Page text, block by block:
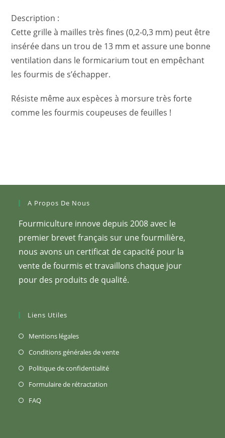
Description :
Cette grille à mailles très fines (0,2-0,3 mm) peut être
insérée dans un trou de 13 mm et assure une bonne
ventilation dans le formicarium tout en empêchant
les fourmis de s’échapper.
Résiste même aux espèces à morsure très forte
comme les fourmis coupeuses de feuilles !
A Propos De Nous
Fourmiculture innove depuis 2008 avec le
premier brevet français sur une fourmilière,
nous avons un certificat de capacité pour la
vente de fourmis et travaillons chaque jour
pour des produits de qualité.
Liens Utiles
Mentions légalesS’ouvre
nouvel
onglet
Conditions générales de venteS’ouvre
Politique de confidentialitéS’ouvre
Formulaire de rétractation
FAQS’ouvre